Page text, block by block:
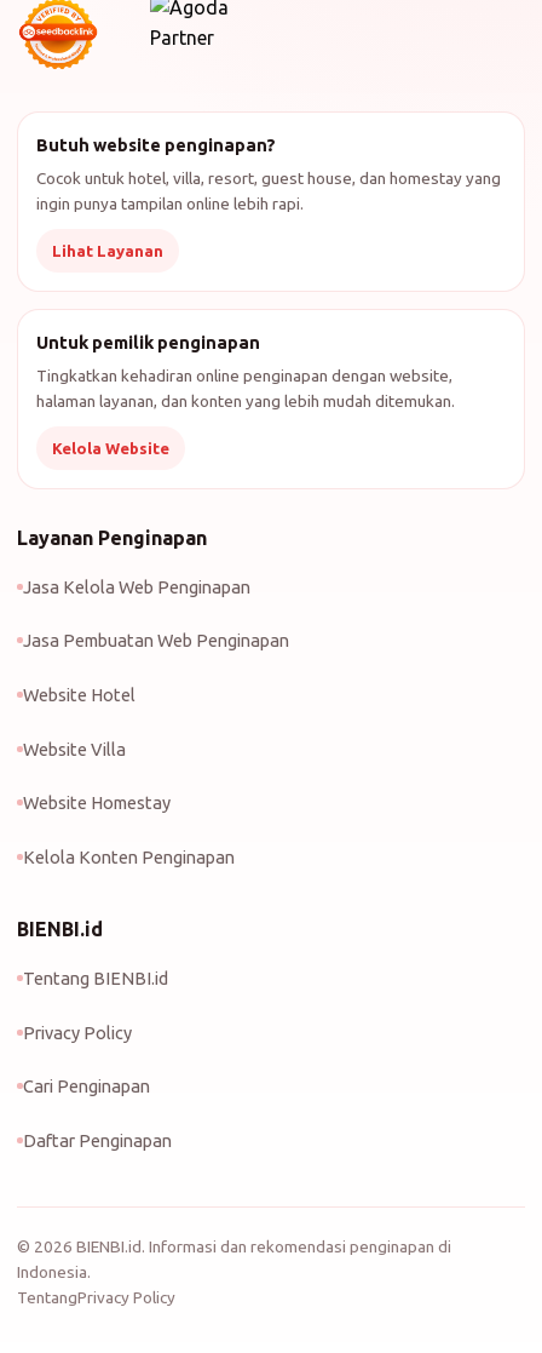
Butuh website penginapan?
Cocok untuk hotel, villa, resort, guest house, dan homestay yang
ingin punya tampilan online lebih rapi.
Lihat Layanan
Untuk pemilik penginapan
Tingkatkan kehadiran online penginapan dengan website,
halaman layanan, dan konten yang lebih mudah ditemukan.
Kelola Website
Layanan Penginapan
Jasa Kelola Web Penginapan
Jasa Pembuatan Web Penginapan
Website Hotel
Website Villa
Website Homestay
Kelola Konten Penginapan
BIENBI.id
Tentang BIENBI.id
Privacy Policy
Cari Penginapan
Daftar Penginapan
© 2026 BIENBI.id. Informasi dan rekomendasi penginapan di
Indonesia.
TentangPrivacy Policy